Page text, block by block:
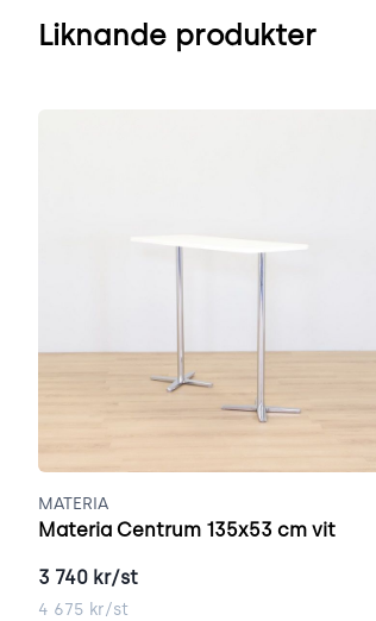
Liknande produkter
MATERIA
Materia Centrum 135x53 cm vit
3 740 kr/st
4 675 kr/st